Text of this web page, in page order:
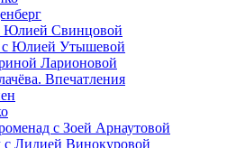
Юлией Свинцовой
с Юлией Утышевой
Ларионовой
Впечатления
с Зоей Арнаутовой
с Лидией Винокуровой